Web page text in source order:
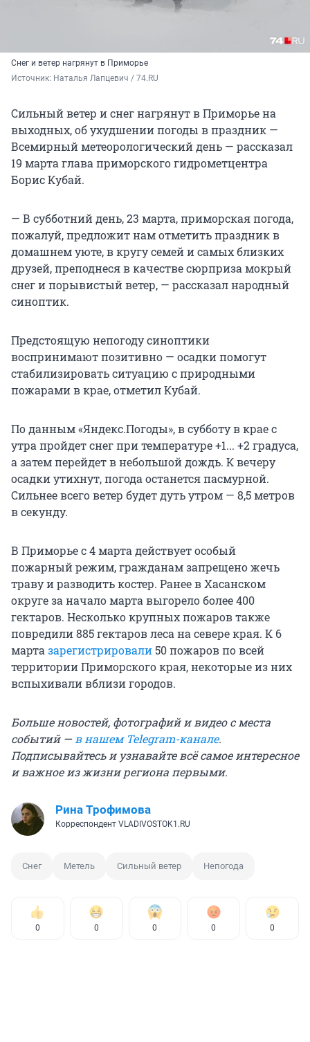
Снег и ветер нагрянут в Приморье
Источник: Наталья Лапцевич / 74.RU
Сильный ветер и снег нагрянут в Приморье на
выходных, об ухудшении погоды в праздник —
Всемирный метеорологический день — рассказал
19 марта глава приморского гидрометцентра
Борис Кубай.
— В субботний день, 23 марта, приморская погода,
пожалуй, предложит нам отметить праздник в
домашнем уюте, в кругу семей и самых близких
друзей, преподнеся в качестве сюрприза мокрый
снег и порывистый ветер, — рассказал народный
синоптик.
Предстоящую непогоду синоптики
воспринимают позитивно — осадки помогут
стабилизировать ситуацию с природными
пожарами в крае, отметил Кубай.
По данным «Яндекс.Погоды», в субботу в крае с
утра пройдет снег при температуре +1... +2 градуса,
а затем перейдет в небольшой дождь. К вечеру
осадки утихнут, погода останется пасмурной.
Сильнее всего ветер будет дуть утром — 8,5 метров
в секунду.
В Приморье с 4 марта действует особый
пожарный режим, гражданам запрещено жечь
траву и разводить костер. Ранее в Хасанском
округе за начало марта выгорело более 400
гектаров. Несколько крупных пожаров также
повредили 885 гектаров леса на севере края. К 6
мартазарегистрировали50 пожаров по всей
территории Приморского края, некоторые из них
вспыхивали вблизи городов.
Больше новостей, фотографий и видео с места
событий —в нашем Telegram-канале.
Подписывайтесь и узнавайте всё самое интересное
и важное из жизни региона первыми.
Рина Трофимова
Корреспондент VLADIVOSTOK1.RU
Снег Метель Сильный ветер Непогода
0 0 0 0 0